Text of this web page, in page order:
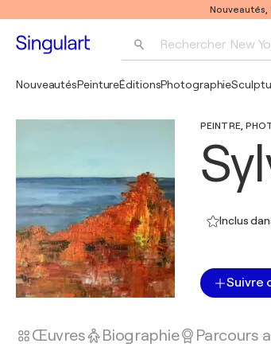
Rechercher New
NouveautésPeintureÉditionsPhotographie
PEINTRE,
Inclus
Suivre
Œuvres Biographie Parcours